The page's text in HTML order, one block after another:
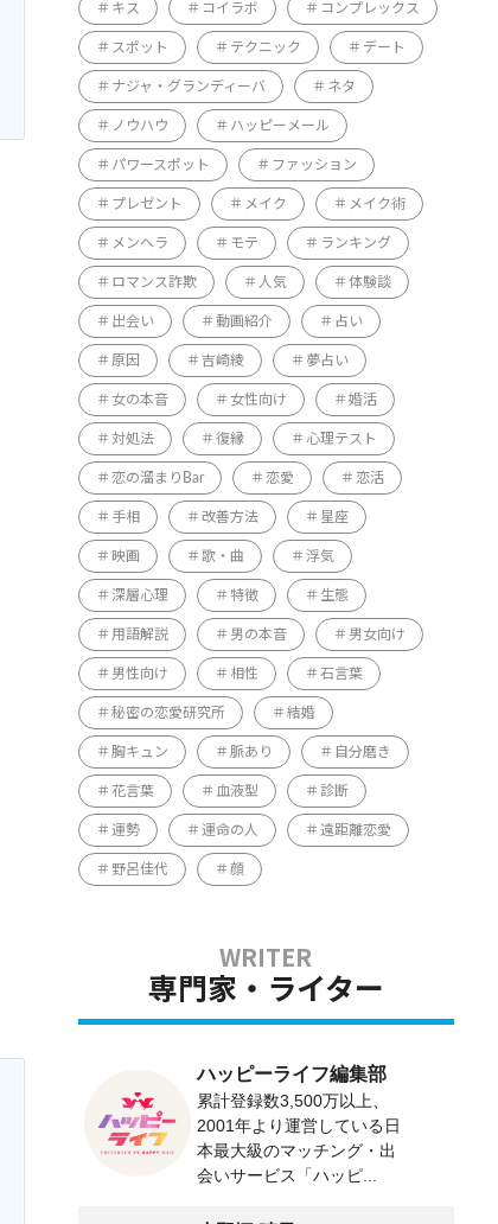
キス コイラボ コンプレックス
スポット テクニック デート
ナジャ・グランディーバ ネタ
ノウハウ ハッピーメール
パワースポット ファッション
プレゼント メイク メイク術
メンヘラ モテ ランキング
ロマンス詐欺 人気 体験談
出会い 動画紹介 占い
原因 吉崎綾 夢占い
女の本音 女性向け 婚活
対処法 復縁 心理テスト
恋の溜まりBar 恋愛 恋活
手相 改善方法 星座
映画 歌・曲 浮気
深層心理 特徴 生態
用語解説 男の本音 男女向け
男性向け 相性 石言葉
秘密の恋愛研究所 結婚
胸キュン 脈あり 自分磨き
花言葉 血液型 診断
運勢 運命の人 遠距離恋愛
野呂佳代 顔
専門家・ライター
ハッピーライフ編集部
累計登録数3,500万以上、
2001年より運営している日
本最大級のマッチング・出
会いサービス「ハッピ...